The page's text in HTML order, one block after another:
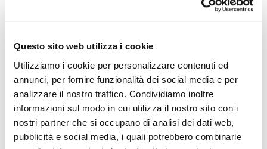
Questo sito web utilizza i cookie
Utilizziamo i cookie per personalizzare contenuti ed
annunci, per fornire funzionalità dei social media e per
analizzare il nostro traffico. Condividiamo inoltre
informazioni sul modo in cui utilizza il nostro sito con i
nostri partner che si occupano di analisi dei dati web,
pubblicità e social media, i quali potrebbero combinarle
partecipanti analizzeranno al microscopio le principali
differenze strutturali tracellule animali e cellule vegetali,
mitocondri, dai cloroplasti ai vacuoli, fino alla parete cellulare,
evidenziando la loro forma, funzione e disposizione. Durante
l’attività sarà spiegato in modo dettagliato il funzionamento e
l’uso corretto del microscopio , con l’obiettivo di rendere ogni
studente autonomo nell’osservazione e nell’interpretazione dei
preparati. Un’esperienza che permette di comprendere in
maniera concreta l’organizzazione cellulare.